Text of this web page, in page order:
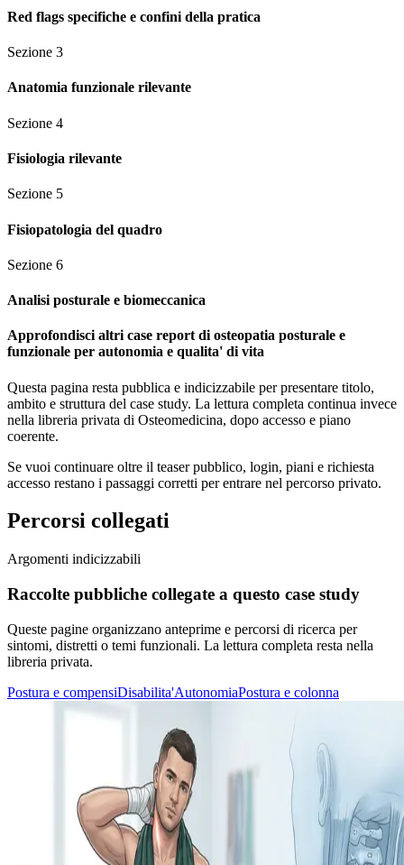
Red flags specifiche e confini della pratica
Sezione 3
Anatomia funzionale rilevante
Sezione 4
Fisiologia rilevante
Sezione 5
Fisiopatologia del quadro
Sezione 6
Analisi posturale e biomeccanica
Approfondisci altri case report di osteopatia posturale e
funzionale per autonomia e qualita' di vita
Questa pagina resta pubblica e indicizzabile per presentare titolo,
ambito e struttura del case study. La lettura completa continua invece
nella libreria privata di Osteomedicina, dopo accesso e piano
coerente.
Se vuoi continuare oltre il teaser pubblico, login, piani e richiesta
accesso restano i passaggi corretti per entrare nel percorso privato.
Percorsi collegati
Argomenti indicizzabili
Raccolte pubbliche collegate a questo case study
Queste pagine organizzano anteprime e percorsi di ricerca per
sintomi, distretti o temi funzionali. La lettura completa resta nella
libreria privata.
Postura e compensiDisabilita'AutonomiaPostura e colonna